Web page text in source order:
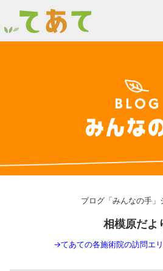
ブログ「みんなの手」
相模原だよ
→てあての各施術院の訪問エ